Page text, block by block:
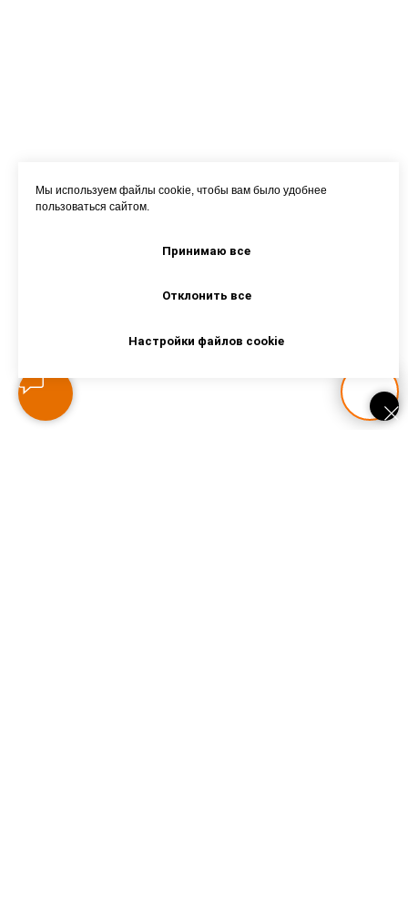
Мы используем файлы cookie, чтобы вам было удобнее
пользоваться сайтом.
Принимаю все
Отклонить все
Настройки файлов cookie